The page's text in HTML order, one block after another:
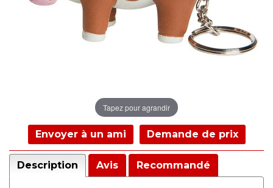
Tapez pour agrandir
Envoyer à un ami Demande de prix
Description Avis Recommandé